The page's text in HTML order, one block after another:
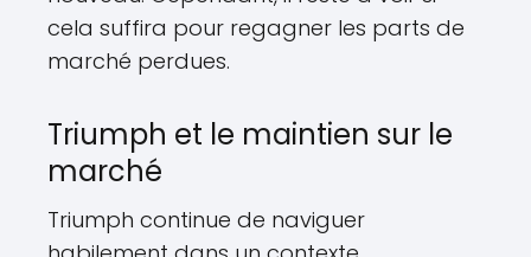
cela suffira pour regagner les parts de
marché perdues.
Triumph et le maintien sur le
marché
Triumph continue de naviguer